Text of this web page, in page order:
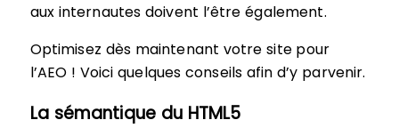
aux internautes doivent l’être également.
Optimisez dès maintenant votre site pour
l’AEO ! Voici quelques conseils afin d’y parvenir.
La sémantique du HTML5